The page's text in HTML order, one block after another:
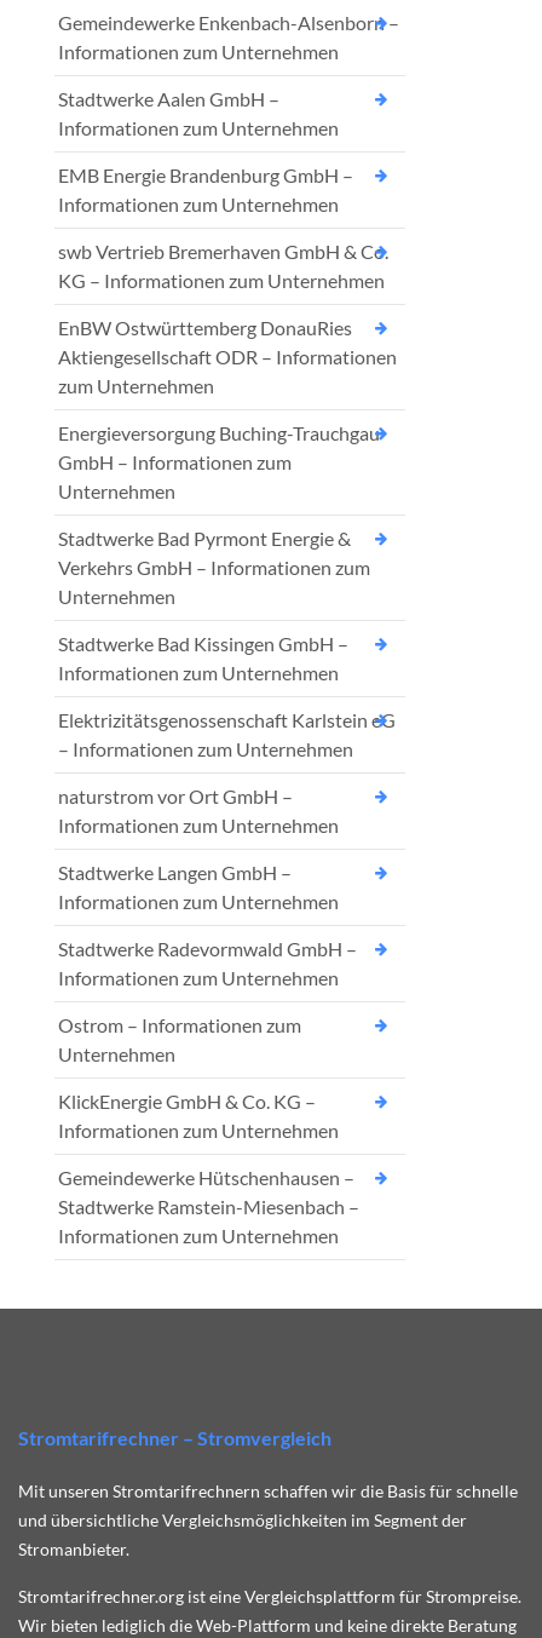
Gemeindewerke Enkenbach-Alsenborn –
Informationen zum Unternehmen
Stadtwerke Aalen GmbH –
Informationen zum Unternehmen
EMB Energie Brandenburg GmbH –
Informationen zum Unternehmen
swb Vertrieb Bremerhaven GmbH & Co.
KG – Informationen zum Unternehmen
EnBW Ostwürttemberg DonauRies
Aktiengesellschaft ODR – Informationen
zum Unternehmen
Energieversorgung Buching-Trauchgau
GmbH – Informationen zum
Unternehmen
Stadtwerke Bad Pyrmont Energie &
Verkehrs GmbH – Informationen zum
Unternehmen
Stadtwerke Bad Kissingen GmbH –
Informationen zum Unternehmen
Elektrizitätsgenossenschaft Karlstein eG
– Informationen zum Unternehmen
naturstrom vor Ort GmbH –
Informationen zum Unternehmen
Stadtwerke Langen GmbH –
Informationen zum Unternehmen
Stadtwerke Radevormwald GmbH –
Informationen zum Unternehmen
Ostrom – Informationen zum
Unternehmen
KlickEnergie GmbH & Co. KG –
Informationen zum Unternehmen
Gemeindewerke Hütschenhausen –
Stadtwerke Ramstein-Miesenbach –
Informationen zum Unternehmen
Stromtarifrechner – Stromvergleich
Mit unseren Stromtarifrechnern schaffen wir die Basis für schnelle
und übersichtliche Vergleichsmöglichkeiten im Segment der
Stromanbieter.
Stromtarifrechner.org ist eine Vergleichsplattform für Strompreise.
Wir bieten lediglich die Web-Plattform und keine direkte Beratung